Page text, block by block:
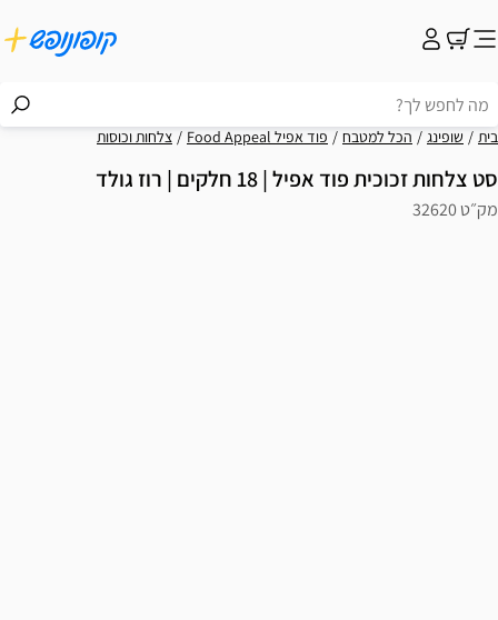
בית שופינג הכל למטבח פוד אפיל Food Appeal צלחות וכוסות
סט צלחות זכוכית פוד אפיל | 18 חלקים | רוז גולד
מק״ט 32620